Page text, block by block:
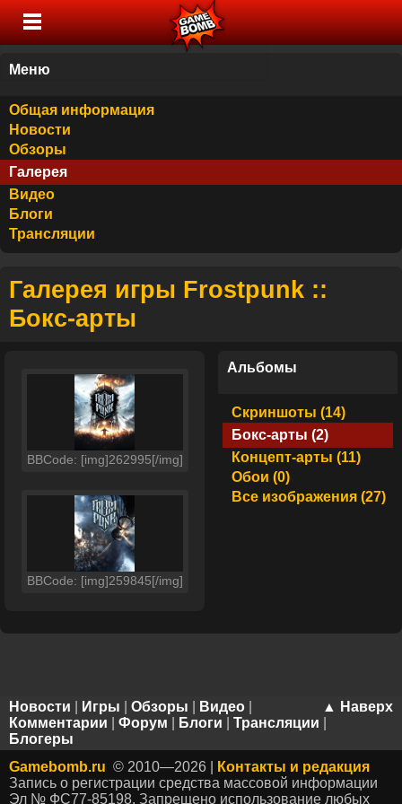
Меню
Общая информация
Новости
Обзоры
Галерея
Видео
Блоги
Трансляции
Галерея игры Frostpunk ::
Бокс-арты
BBCode: [img]262995[/img]
BBCode: [img]259845[/img]
Альбомы
Скриншоты (14)
Бокс-арты (2)
Концепт-арты (11)
Обои (0)
Все изображения (27)
▲ Наверх
Новости Игры Обзоры Видео
Комментарии
Форум Блоги Трансляции
Блогеры
Gamebomb.ru © 2010—2026 |
Контакты и редакция
Запись о регистрации средства массовой информации
Эл № ФС77-85198. Запрещено использование любых